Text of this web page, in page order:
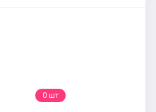
0 шт